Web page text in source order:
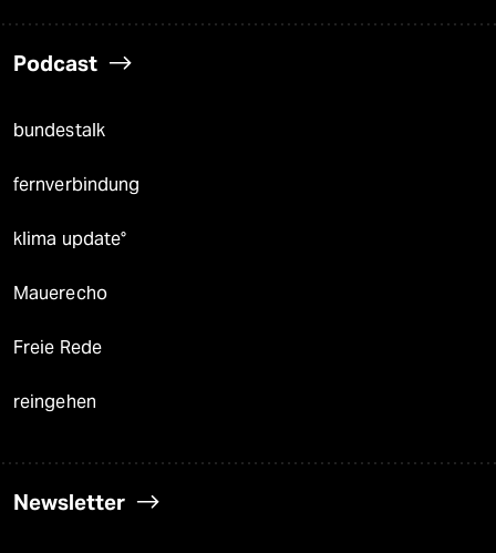
Podcast
bundestalk
fernverbindung
klima update°
Mauerecho
Freie Rede
reingehen
Newsletter